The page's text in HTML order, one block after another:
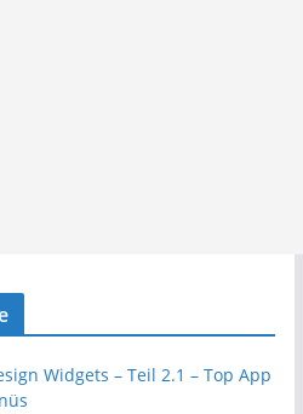
Widgets – Teil 2.1 – Top App